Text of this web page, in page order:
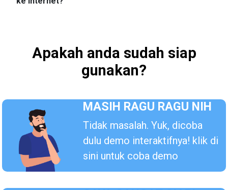
ke internet?
Apakah anda sudah siap
gunakan?
MASIH RAGU RAGU NIH
Tidak masalah. Yuk, dicoba
dulu demo interaktifnya! klik di
sini untuk coba demo